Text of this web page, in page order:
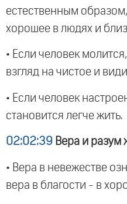
естественным
хорошее в людях и
• Если человек
взгляд на чистое и
• Если человек
становится легче жить.
02:02:39 Вера и
• Вера в невежестве
вера в благости - в